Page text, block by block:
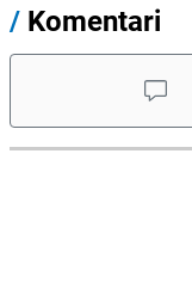
/ Komentari